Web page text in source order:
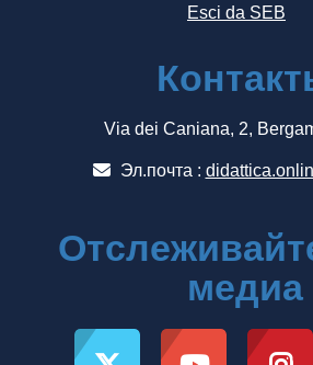
Esci da SEB
Via dei Caniana, 2,
Эл.почта :
медиа